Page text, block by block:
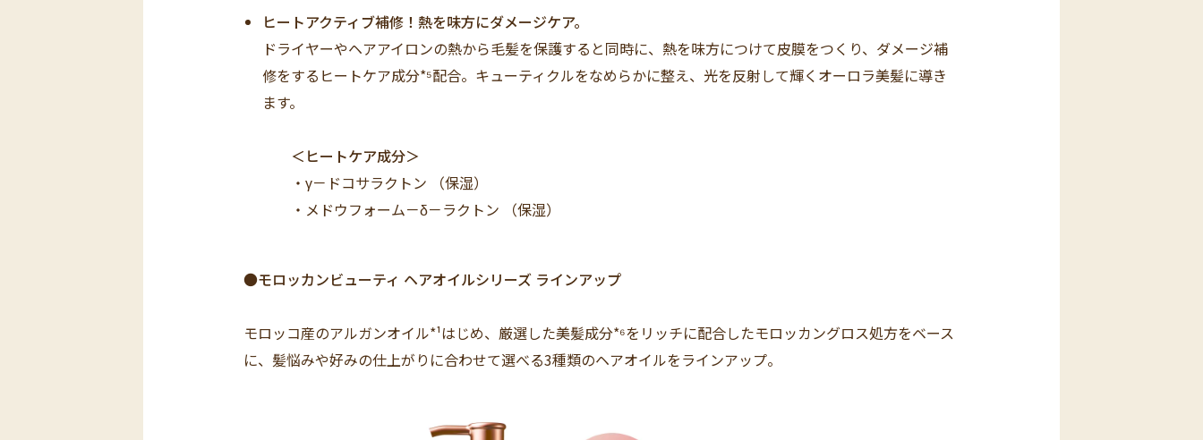
ヒートアクティブ補修！熱を味方にダメージケア。
ドライヤーやヘアアイロンの熱から毛髪を保護すると同時に、熱を味方につけて皮膜をつくり、ダメージ補
修をするヒートケア成分*⁵配合。キューティクルをなめらかに整え、光を反射して輝くオーロラ美髪に導き
ます。
＜ヒートケア成分＞
・γ－ドコサラクトン （保湿）
・メドウフォーム－δ－ラクトン （保湿）
●モロッカンビューティ ヘアオイルシリーズ ラインアップ
モロッコ産のアルガンオイル*¹はじめ、厳選した美髪成分*⁶をリッチに配合したモロッカングロス処方をベース
に、髪悩みや好みの仕上がりに合わせて選べる3種類のヘアオイルをラインアップ。